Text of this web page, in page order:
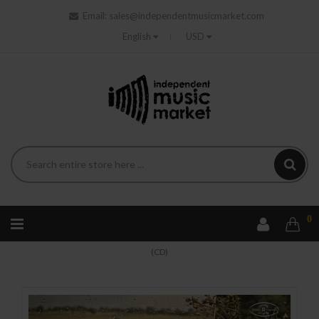
Email:
sales@independentmusicmarket.com
English
USD
0
Adamiak Elzbieta - Elżbieta Adamiak (Czarne Cd)
(CD)